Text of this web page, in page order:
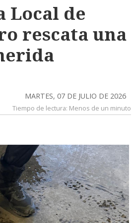
Local de
rescata una
MARTES, 07 DE JULIO DE 2026
Tiempo de lectura: Menos de un minuto